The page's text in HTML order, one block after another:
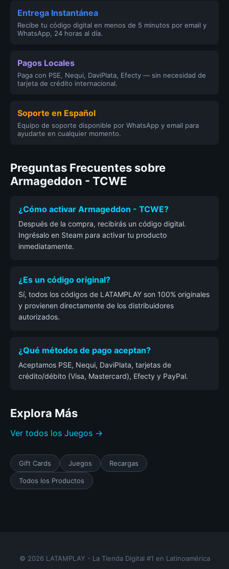
Entrega Instantánea
Recibe tu código digital en menos de 5 minutos por email y
WhatsApp, 24 horas al día.
Pagos Locales
Paga con PSE, Nequi, DaviPlata, Efecty — sin necesidad de
tarjeta de crédito internacional.
Soporte en Español
Equipo de soporte disponible por WhatsApp y email para
ayudarte en cualquier momento.
Preguntas Frecuentes sobre
Armageddon - TCWE
¿Cómo activar Armageddon - TCWE?
Después de la compra, recibirás un código digital.
Ingrésalo en Steam para activar tu producto
inmediatamente.
¿Es un código original?
Sí, todos los códigos de LATAMPLAY son 100% originales
y provienen directamente de los distribuidores
autorizados.
¿Qué métodos de pago aceptan?
Aceptamos PSE, Nequi, DaviPlata, tarjetas de
crédito/débito (Visa, Mastercard), Efecty y PayPal.
Explora Más
Ver todos los Juegos →
Gift Cards Juegos Recargas
Todos los Productos
© 2026 LATAMPLAY - La Tienda Digital #1 en Latinoamérica